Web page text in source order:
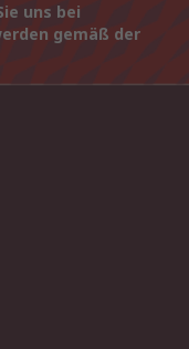
uns bei
gemäß der